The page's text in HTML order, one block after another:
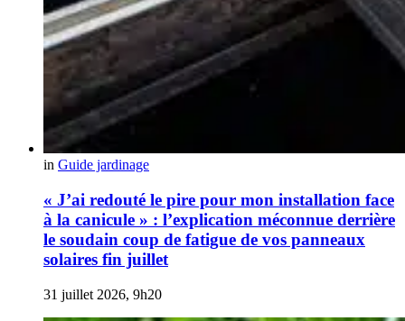
in Guide jardinage
« J’ai redouté le pire pour mon installation face
à la canicule » : l’explication méconnue derrière
le soudain coup de fatigue de vos panneaux
solaires fin juillet
31 juillet 2026, 9h20